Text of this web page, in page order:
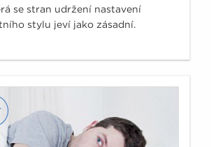
se stran udržení nastavení
stylu jeví jako zásadní.